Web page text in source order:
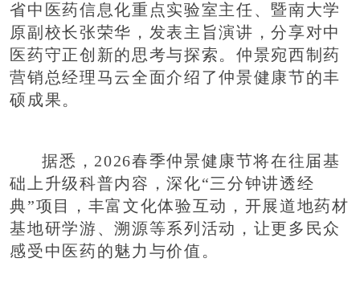
省中医药信息化重点实验室主任、暨南大学
原副校长张荣华，发表主旨演讲，分享对中
医药守正创新的思考与探索。仲景宛西制药
营销总经理马云全面介绍了仲景健康节的丰
硕成果。
据悉，2026春季仲景健康节将在往届基
础上升级科普内容，深化“三分钟讲透经
典”项目，丰富文化体验互动，开展道地药材
基地研学游、溯源等系列活动，让更多民众
感受中医药的魅力与价值。